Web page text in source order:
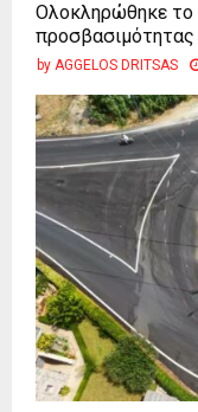
Ολοκληρώθηκε το
προσβασιμότητας
by AGGELOS DRITSAS